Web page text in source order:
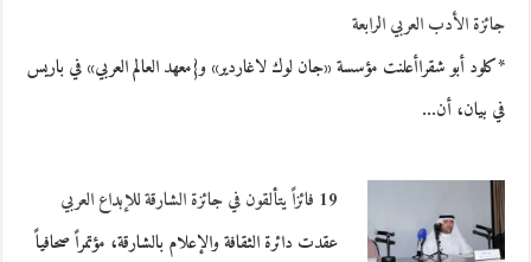
جائزة الأدب العربي الرابعة
*كلود أبو شقراأعلنت مؤسسة «جان لوك لاغاردير» و{معهد العالم العربي» في باريس
في بيان، أن…
19 فائزاً يتألقون في جائزة الشارقة للإبداع العربي
عقدت دائرة الثقافة والإعلام بالشارقة، مؤتمراً صحافياً